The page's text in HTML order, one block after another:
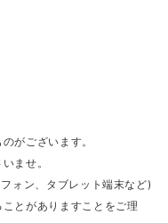
がございます。
ませ。
ォン、タブレット端末など)
とがありますことをご理